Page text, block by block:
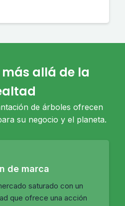
más allá de la
de árboles ofrecen
su negocio y el planeta.
de marca
saturado con un
que ofrece una acción